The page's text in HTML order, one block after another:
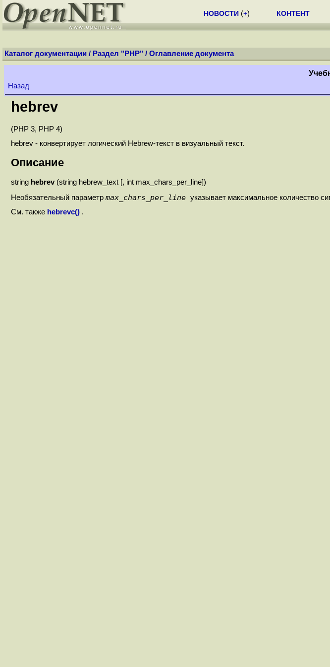
НОВОСТИ (+) КОНТЕНТ
Каталог документации / Раздел "PHP" / Оглавление документа
Назад
hebrev
(PHP 3, PHP 4)
hebrev - конвертирует логический Hebrew-текст в визуальный текст.
Описание
string hebrev(string hebrew_text [, int max_chars_per_line])
Необязательный параметр max_chars_per_line указывает максимальное количество
См. также hebrevc() .